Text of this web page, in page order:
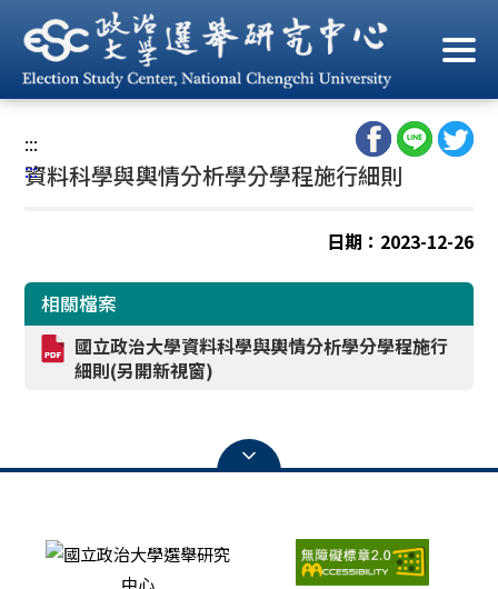
到
主
要
容
區
首頁/ 資料科學與輿情分析學分學程/資料科學與輿情分析學
分學程施行細則
:::
:::
資料科學與輿情分析學分學程施行細則
日期：2023-12-26
相關檔案
國立政治大學資料科學與輿情分析學分學程施行
細則(另開新視窗)